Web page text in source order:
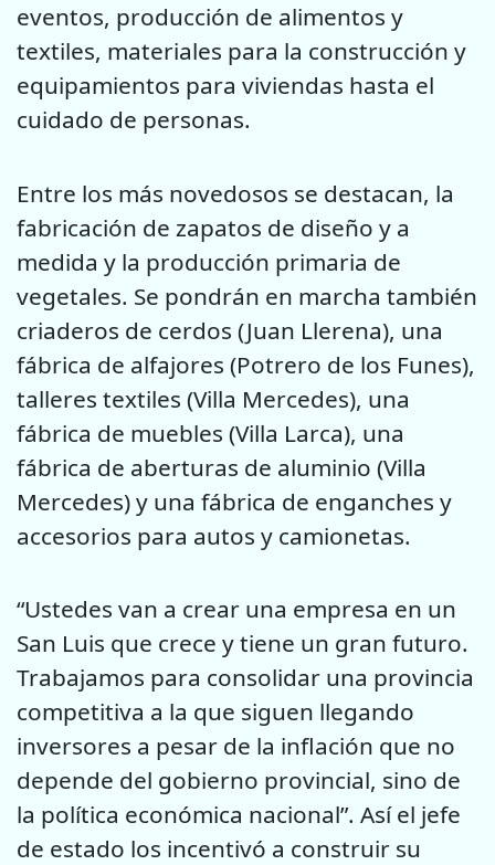
eventos, producción de alimentos y
textiles, materiales para la construcción y
equipamientos para viviendas hasta el
cuidado de personas.
Entre los más novedosos se destacan, la
fabricación de zapatos de diseño y a
medida y la producción primaria de
vegetales. Se pondrán en marcha también
criaderos de cerdos (Juan Llerena), una
fábrica de alfajores (Potrero de los Funes),
talleres textiles (Villa Mercedes), una
fábrica de muebles (Villa Larca), una
fábrica de aberturas de aluminio (Villa
Mercedes) y una fábrica de enganches y
accesorios para autos y camionetas.
“Ustedes van a crear una empresa en un
San Luis que crece y tiene un gran futuro.
Trabajamos para consolidar una provincia
competitiva a la que siguen llegando
inversores a pesar de la inflación que no
depende del gobierno provincial, sino de
la política económica nacional”. Así el jefe
de estado los incentivó a construir su